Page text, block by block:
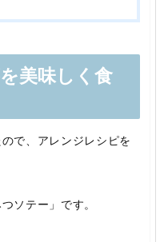
美味しく食
で、アレンジレシピを
ソテー」です。